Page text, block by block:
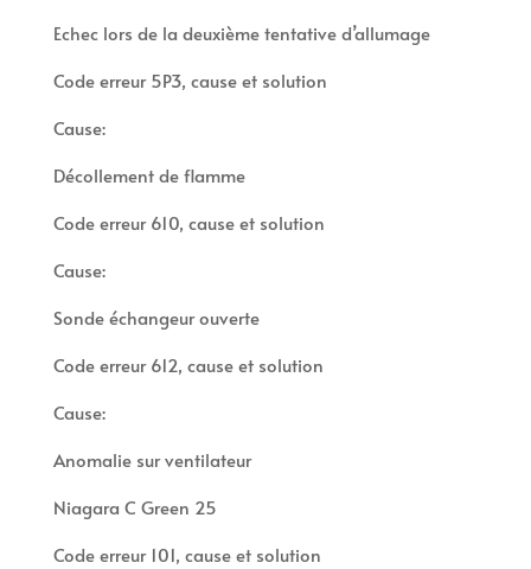
Echec lors de la deuxième tentative d’allumage
Code erreur 5P3, cause et solution
Cause:
Décollement de flamme
Code erreur 610, cause et solution
Cause:
Sonde échangeur ouverte
Code erreur 612, cause et solution
Cause:
Anomalie sur ventilateur
Niagara C Green 25
Code erreur 101, cause et solution